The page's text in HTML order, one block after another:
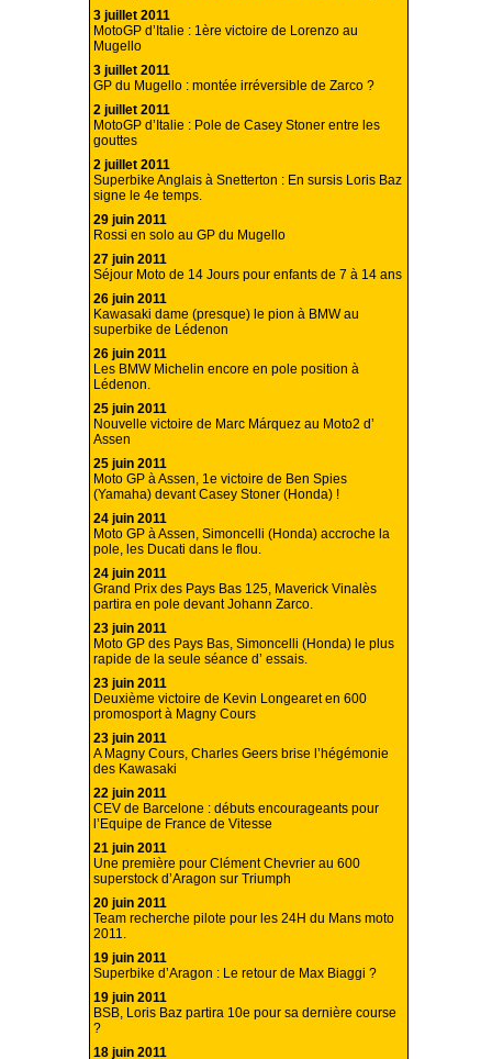
3 juillet 2011
MotoGP d’Italie : 1ère victoire de Lorenzo au
Mugello
3 juillet 2011
GP du Mugello : montée irréversible de Zarco ?
2 juillet 2011
MotoGP d’Italie : Pole de Casey Stoner entre les
gouttes
2 juillet 2011
Superbike Anglais à Snetterton : En sursis Loris Baz
signe le 4e temps.
29 juin 2011
Rossi en solo au GP du Mugello
27 juin 2011
Séjour Moto de 14 Jours pour enfants de 7 à 14 ans
26 juin 2011
Kawasaki dame (presque) le pion à BMW au
superbike de Lédenon
26 juin 2011
Les BMW Michelin encore en pole position à
Lédenon.
25 juin 2011
Nouvelle victoire de Marc Márquez au Moto2 d’
Assen
25 juin 2011
Moto GP à Assen, 1e victoire de Ben Spies
(Yamaha) devant Casey Stoner (Honda) !
24 juin 2011
Moto GP à Assen, Simoncelli (Honda) accroche la
pole, les Ducati dans le flou.
24 juin 2011
Grand Prix des Pays Bas 125, Maverick Vinalès
partira en pole devant Johann Zarco.
23 juin 2011
Moto GP des Pays Bas, Simoncelli (Honda) le plus
rapide de la seule séance d’ essais.
23 juin 2011
Deuxième victoire de Kevin Longearet en 600
promosport à Magny Cours
23 juin 2011
A Magny Cours, Charles Geers brise l’hégémonie
des Kawasaki
22 juin 2011
CEV de Barcelone : débuts encourageants pour
l’Equipe de France de Vitesse
21 juin 2011
Une première pour Clément Chevrier au 600
superstock d’Aragon sur Triumph
20 juin 2011
Team recherche pilote pour les 24H du Mans moto
2011.
19 juin 2011
Superbike d’Aragon : Le retour de Max Biaggi ?
19 juin 2011
BSB, Loris Baz partira 10e pour sa dernière course
?
18 juin 2011